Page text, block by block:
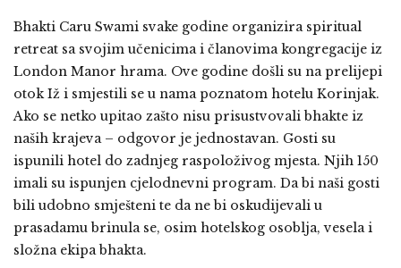
Bhakti Caru Swami svake godine organizira spiritual
retreat sa svojim učenicima i članovima kongregacije iz
London Manor hrama. Ove godine došli su na prelijepi
otok Iž i smjestili se u nama poznatom hotelu Korinjak.
Ako se netko upitao zašto nisu prisustvovali bhakte iz
naših krajeva – odgovor je jednostavan. Gosti su
ispunili hotel do zadnjeg raspoloživog mjesta. Njih 150
imali su ispunjen cjelodnevni program. Da bi naši gosti
bili udobno smješteni te da ne bi oskudijevali u
prasadamu brinula se, osim hotelskog osoblja, vesela i
složna ekipa bhakta.